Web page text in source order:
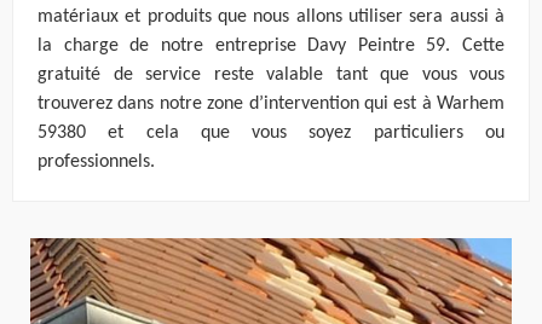
matériaux et produits que nous allons utiliser sera aussi à
la charge de notre entreprise Davy Peintre 59. Cette
gratuité de service reste valable tant que vous vous
trouverez dans notre zone d’intervention qui est à Warhem
59380 et cela que vous soyez particuliers ou
professionnels.